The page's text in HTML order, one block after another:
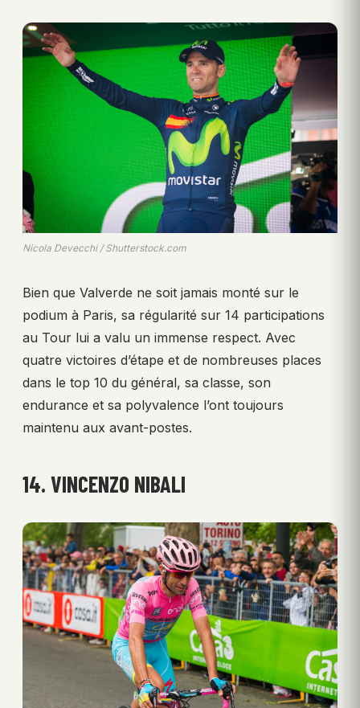
Nicola Devecchi / Shutterstock.com
Bien que Valverde ne soit jamais monté sur le
podium à Paris, sa régularité sur 14 participations
au Tour lui a valu un immense respect. Avec
quatre victoires d’étape et de nombreuses places
dans le top 10 du général, sa classe, son
endurance et sa polyvalence l’ont toujours
maintenu aux avant-postes.
14. VINCENZO NIBALI